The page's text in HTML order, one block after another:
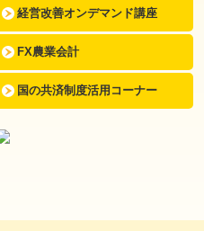
経営改善オンデマンド講座
FX農業会計
国の共済制度活用コーナー